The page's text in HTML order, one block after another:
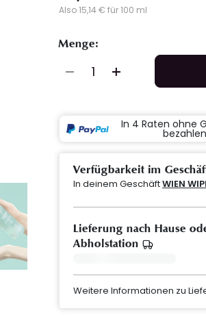
Also 15,14 € für 100 ml
Menge:
In 4 Raten ohne
bezahlen
Verfügbarkeit im
In deinem GeschäftWIEN
Lieferung nach Hause
Abholstation
Weitere Informationen zu